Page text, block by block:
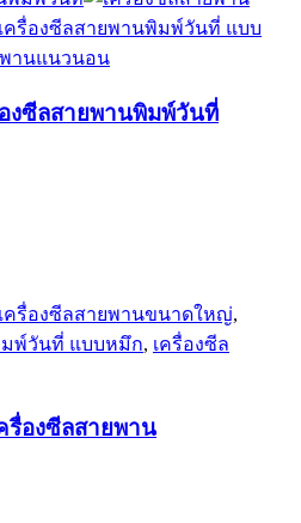
เครื่องซีลสายพานพิมพ์วันที่ แบบ
พานแนวนอน
องซีลสายพานพิมพ์วันที่
เครื่องซีลสายพานขนาดใหญ่,
มพ์วันที่ แบบหมึก, เครื่องซีล
รื่องซีลสายพาน